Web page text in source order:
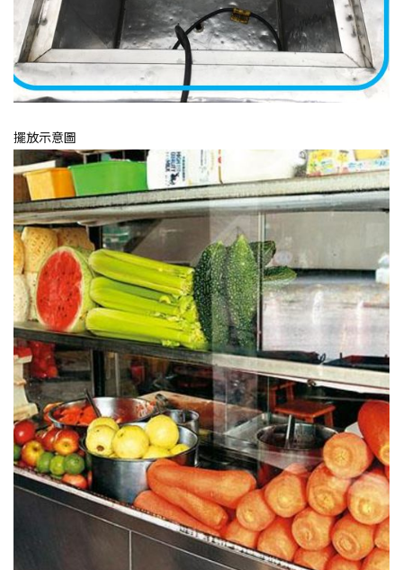
擺放示意圖